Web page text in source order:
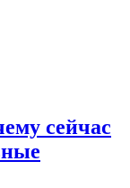
сейчас